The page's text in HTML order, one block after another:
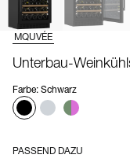
MQUVÉE
Unterbau-
Farbe: Schwarz
PASSEND DAZU